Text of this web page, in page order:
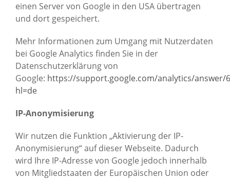
einen Server von Google in den USA übertragen
und dort gespeichert.
Mehr Informationen zum Umgang mit Nutzerdaten
bei Google Analytics finden Sie in der
Datenschutzerklärung von
Google: https://support.google.com/analytics/answer/
hl=de
IP-Anonymisierung
Wir nutzen die Funktion „Aktivierung der IP-
Anonymisierung“ auf dieser Webseite. Dadurch
wird Ihre IP-Adresse von Google jedoch innerhalb
von Mitgliedstaaten der Europäischen Union oder